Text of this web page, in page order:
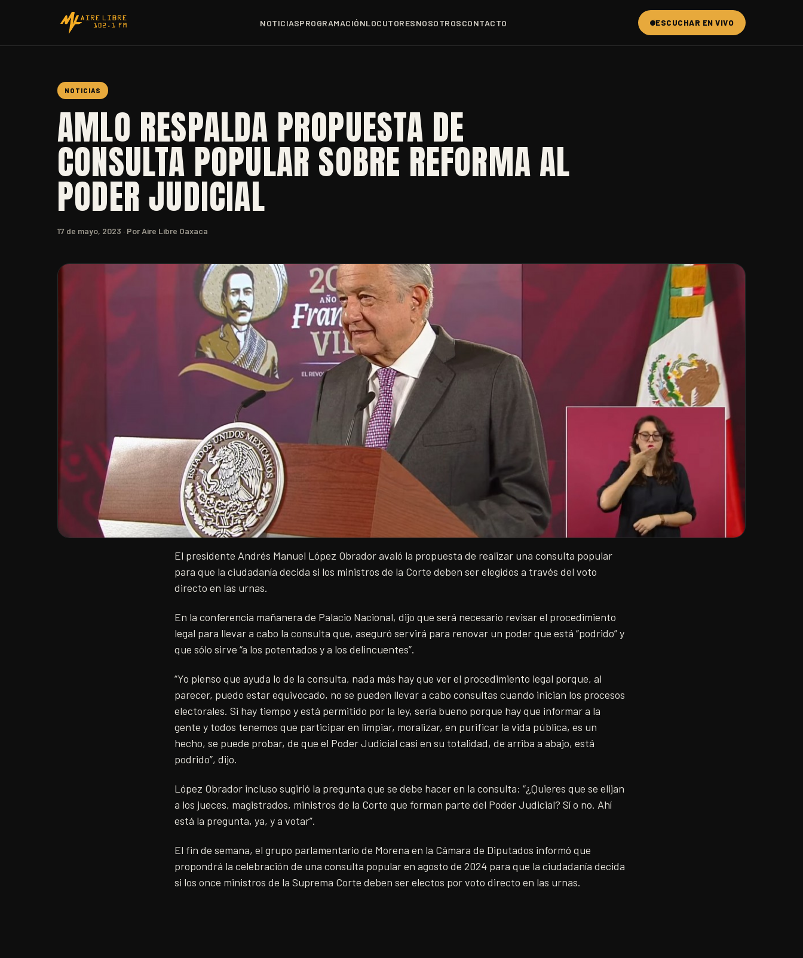
NOTICIASPROGRAMACIÓNLOCUTORESNOSOTROSCONTACTO ESCUCHAR EN VIVO
NOTICIAS
AMLO RESPALDA PROPUESTA DE
CONSULTA POPULAR SOBRE REFORMA AL
PODER JUDICIAL
17 de mayo, 2023 · Por Aire Libre Oaxaca
El presidente Andrés Manuel López Obrador avaló la propuesta de realizar una consulta popular
para que la ciudadanía decida si los ministros de la Corte deben ser elegidos a través del voto
directo en las urnas.
En la conferencia mañanera de Palacio Nacional, dijo que será necesario revisar el procedimiento
legal para llevar a cabo la consulta que, aseguró servirá para renovar un poder que está “podrido” y
que sólo sirve “a los potentados y a los delincuentes”.
“Yo pienso que ayuda lo de la consulta, nada más hay que ver el procedimiento legal porque, al
parecer, puedo estar equivocado, no se pueden llevar a cabo consultas cuando inician los procesos
electorales. Si hay tiempo y está permitido por la ley, sería bueno porque hay que informar a la
gente y todos tenemos que participar en limpiar, moralizar, en purificar la vida pública, es un
hecho, se puede probar, de que el Poder Judicial casi en su totalidad, de arriba a abajo, está
podrido”, dijo.
López Obrador incluso sugirió la pregunta que se debe hacer en la consulta: “¿Quieres que se elijan
a los jueces, magistrados, ministros de la Corte que forman parte del Poder Judicial? Sí o no. Ahí
está la pregunta, ya, y a votar”.
El fin de semana, el grupo parlamentario de Morena en la Cámara de Diputados informó que
propondrá la celebración de una consulta popular en agosto de 2024 para que la ciudadanía decida
si los once ministros de la Suprema Corte deben ser electos por voto directo en las urnas.